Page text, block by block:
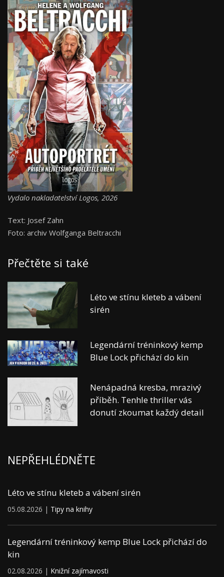
Vydalo nakladatelství Logos, 2026
Text: Josef Zahn
Foto: archiv Wolfganga Beltracchi
Přečtěte si také
Léto ve stínu kleteb a vábení
sirén
Legendární tréninkový kemp
Blue Lock přichází do kin
Nenápadná kresba, mrazivý
příběh. Tenhle thriller vás
donutí zkoumat každý detail
NEPŘEHLÉDNĚTE
Léto ve stínu kleteb a vábení sirén
05.08.2026 | Tipy na knihy
Legendární tréninkový kemp Blue Lock přichází do
kin
02.08.2026 | Knižní zajímavosti